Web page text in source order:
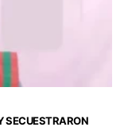
SECUESTRARON